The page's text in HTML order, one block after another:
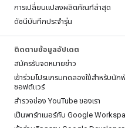
การเปลี่ยนแปลงผลิตภัณฑ์ล่าสุด
ดัชนีบันทึกประจำรุ่น
ติดตามข้อมูลอัปเดต
สมัครรับจดหมายข่าว
เข้าร่วมโปรแกรมทดลองใช้สําหรับนั
ซอฟต์แวร์
สํารวจช่อง YouTube ของเรา
เป็นพาร์ทเนอร์กับ Google
ภาพรวมของแพลตฟอร์ม
ผลิตภัณฑ์สําหรับนักพัฒนาซอฟต์แ
บันทึกประจำรุ่น
การสนับสนุนสำหรับนักพัฒนาซอฟ